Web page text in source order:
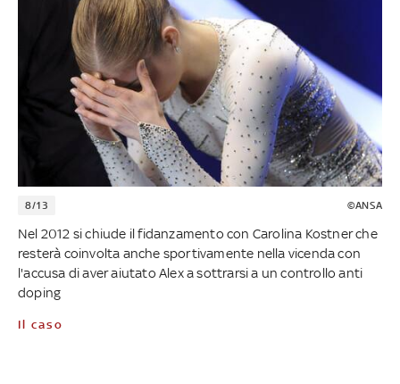
8/13 ©ANSA
Nel 2012 si chiude il fidanzamento con Carolina Kostner che
resterà coinvolta anche sportivamente nella vicenda con
l'accusa di aver aiutato Alex a sottrarsi a un controllo anti
doping
Il caso